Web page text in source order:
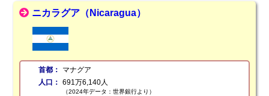
ニカラグア（Nicaragua）
首都：
マナグア
人口： 691万6,140人
（2024年データ：世界銀行より）